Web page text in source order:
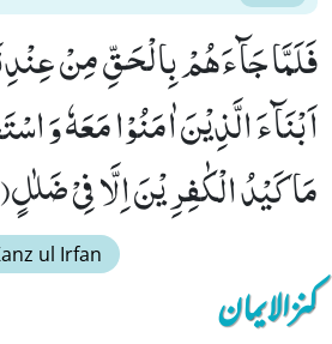
فَلَمَّا جَآءَهُمْ بِالْحَقِّ مِنْ
اَبْنَآءَ الَّذِیْنَ اٰمَنُوْا مَعَهٗ وَ
مَا كَیْدُ الْكٰفِرِیْنَ اِلَّا فِیْ ضَلٰلٍ(25)
ul Irfan
کنزالایمان